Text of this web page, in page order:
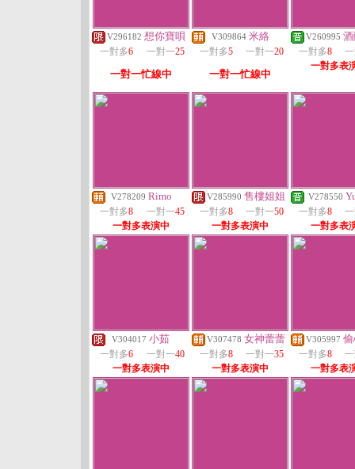
V296182 想你寶唄
一對多6 一對一25
一對一忙線中
V309864 米絡
一對多5 一對一20
一對一忙線中
V260995
一對多8
一對多表
V278209 Rimo
一對多8 一對一45
一對多表演中
V285990 售樓姐姐
一對多8 一對一50
一對多表演中
V278550
一對多8
一對多表
V304017 小茹
一對多6 一對一40
一對多表演中
V307478 女神蕾蕾
一對多8 一對一35
一對多表演中
V305997
一對多8
一對多表